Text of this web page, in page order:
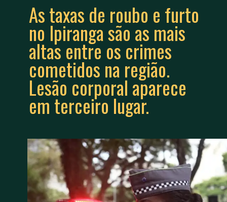
As taxas de roubo e furto
no Ipiranga são as mais
altas entre os crimes
cometidos na região.
Lesão corporal aparece
em terceiro lugar.